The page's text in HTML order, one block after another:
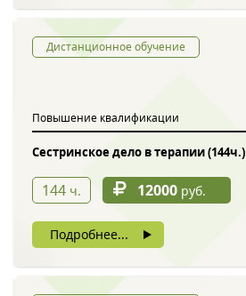
Дистанционное обучение
Повышение квалификации
Сестринское дело в терапии (144ч.)
144 ч. 12000 руб.
Подробнее...